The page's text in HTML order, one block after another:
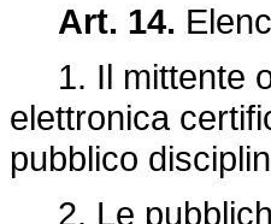
Art. 14.
1. Il mittente o
elettronica
pubblico
2. Le